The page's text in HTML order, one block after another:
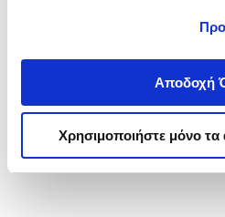
Αποδοχή
Χρησιμοποιήστε μόνο